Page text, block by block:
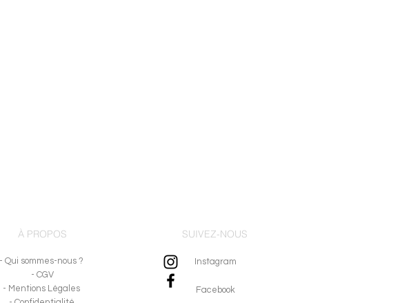
À PROPOS
- Qui sommes-nous ?
- CGV
- Mentions Légales
SUIVEZ-NOUS
Instagram
Facebook